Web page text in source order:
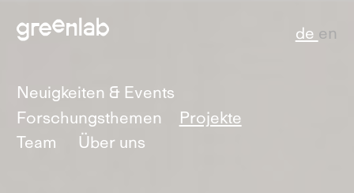
Neuigkeiten & Events
Forschungsthemen
Projekte
Team
Über uns
de en